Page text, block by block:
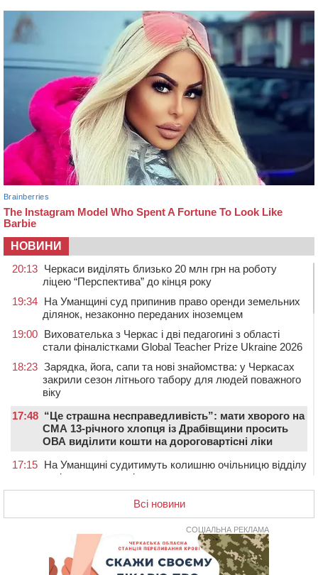
НОВИНИ
20:13 Черкаси виділять близько 20 млн грн на роботу
ліцею “Перспектива” до кінця року
19:34 На Уманщині суд припинив право оренди земельних
ділянок, незаконно переданих іноземцем
19:00 Вихователька з Черкас і дві педагогині з області
стали фіналістками Global Teacher Prize Ukraine 2026
18:23 Зарядка, йога, сапи та нові знайомства: у Черкасах
закрили сезон літнього табору для людей поважного
віку
17:48 “Це страшна несправедливість”: мати хворого на
СМА 13-річного хлопця із Драбівщини просить
ОВА виділити кошти на дороговартісні ліки
17:15 На Уманщині судитимуть колишню очільницю відділу
освіти через закупівлю електрики за завищеною
ціною
До 1 вересня у Черкасах оновлюють дорожню
розмітку біля навчальних закладів (ФОТОФАКТ)
Всі новини
СОЦІАЛЬНА РЕКЛАМА